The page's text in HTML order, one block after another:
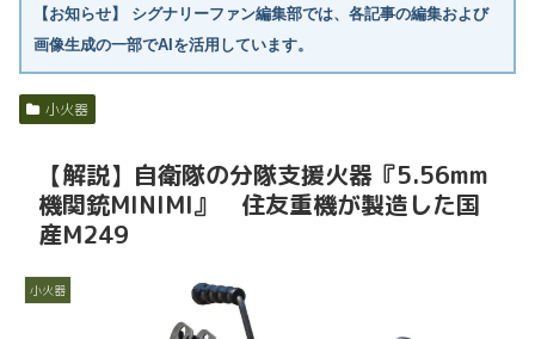
【お知らせ】
シグナリーファン編集部では、各記事の編集および
画像生成の一部でAIを活用しています。
小火器
【解説】自衛隊の分隊支援火器『5.56mm
機関銃MINIMI』 住友重機が製造した国
産M249
小火器